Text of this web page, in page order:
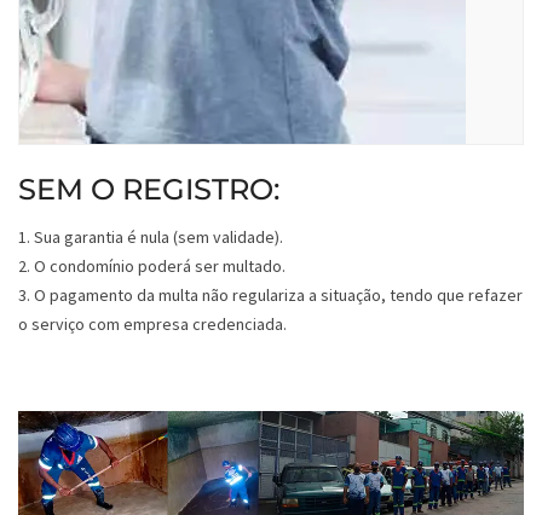
SEM O REGISTRO:
1. Sua garantia é nula (sem validade).
2. O condomínio poderá ser multado.
3. O pagamento da multa não regulariza a situação, tendo que refazer
o serviço com empresa credenciada.